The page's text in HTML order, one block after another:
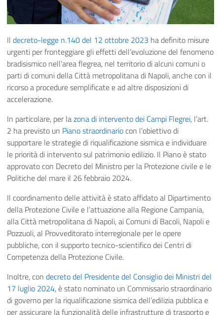
Il decreto-legge n.140 del 12 ottobre 2023 ha definito misure
urgenti per fronteggiare gli effetti dell’evoluzione del fenomeno
bradisismico nell’area flegrea, nel territorio di alcuni comuni o
parti di comuni della Città metropolitana di Napoli, anche con il
ricorso a procedure semplificate e ad altre disposizioni di
accelerazione.
In particolare, per lazona di intervento dei Campi Flegrei, l’art.
2 ha previsto un Piano straordinario con l’obiettivo di
supportare le strategie di riqualificazione sismica e individuare
le priorità di intervento sul patrimonio edilizio. Il Piano è stato
approvato con Decreto del Ministro per la Protezione civile e le
Politiche del mare il 26 febbraio 2024.
Il coordinamento delle attività è stato affidato al Dipartimento
della Protezione Civile e l’attuazione alla Regione Campania,
alla Città metropolitana di Napoli, ai Comuni di Bacoli, Napoli e
Pozzuoli, al Provveditorato interregionale per le opere
pubbliche, con il supporto tecnico-scientifico dei Centri di
Competenza della Protezione Civile.
Inoltre, con decreto del Presidente del Consiglio dei Ministri del
17 luglio 2024,è stato nominato un Commissario straordinario
di governo per la riqualificazione sismica dell’edilizia pubblica e
per assicurare la funzionalità delle infrastrutture di trasporto e